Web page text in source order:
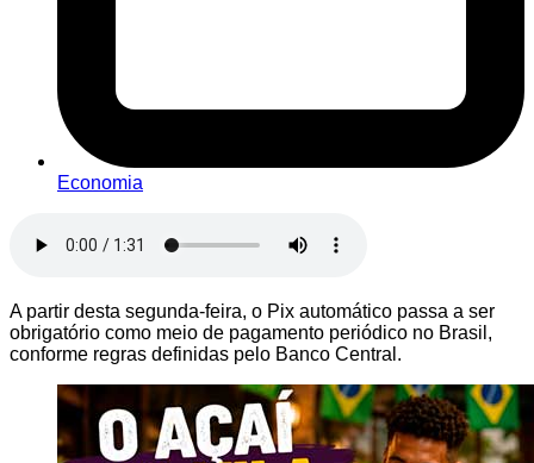
Economia
A partir desta segunda-feira, o Pix automático passa a ser
obrigatório como meio de pagamento periódico no Brasil,
conforme regras definidas pelo Banco Central.